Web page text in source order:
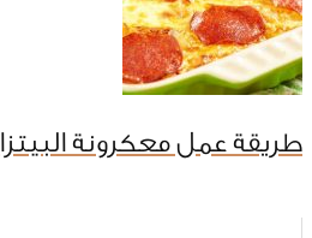
طريقة عمل معكرونة البيتزا